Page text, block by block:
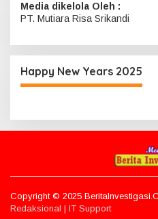
Media dikelola Oleh :
PT. Mutiara Risa Srikandi
Happy New Years 2025
Copyright © 2025
Redaksional | IT Support